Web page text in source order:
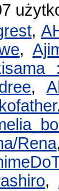
,
,
,
Rena
,